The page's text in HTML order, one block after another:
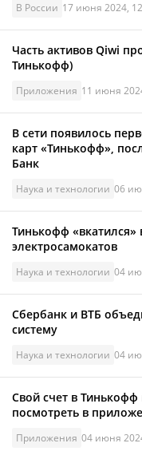
В России 17 июня 2024,
Часть активов Qiwi
Тинькофф)
Приложения 11 июня
В сети появилось
карт «Тинькофф»,
Банк
Наука и технологии 06
Тинькофф «вкатился»
электросамокатов
Наука и технологии 04
Сбербанк и ВТБ
систему
Наука и технологии 04
Свой счет в
посмотреть в
Приложения 04 июня